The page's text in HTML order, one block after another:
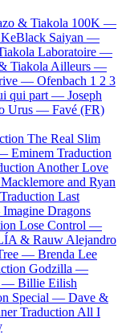
& Tiakola 100K —
KeBlack Saiyan —
Laboratoire —
Tiakola Ailleurs —
— Ofenbach 1 2 3
qui part — Joseph
Urus — Favé (FR)
The Real Slim
Eminem Traduction
Another Love
Macklemore and Ryan
Traduction Last
Imagine Dragons
Lose Control —
& Rauw Alejandro
— Brenda Lee
Godzilla —
— Billie Eilish
Special — Dave &
Traduction All I